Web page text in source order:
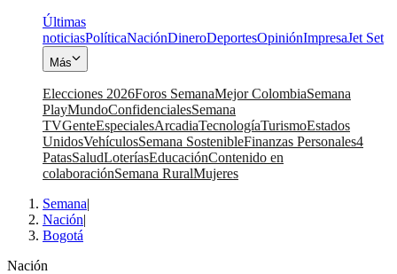
Últimas
noticiasPolíticaNaciónDineroDeportesOpiniónImpresaJet Set
Más
Elecciones 2026Foros SemanaMejor ColombiaSemana
PlayMundoConfidencialesSemana
TVGenteEspecialesArcadiaTecnologíaTurismoEstados
UnidosVehículosSemana SostenibleFinanzas Personales4
PatasSaludLoteríasEducaciónContenido en
colaboraciónSemana RuralMujeres
Semana|
Nación|
Bogotá
Nación